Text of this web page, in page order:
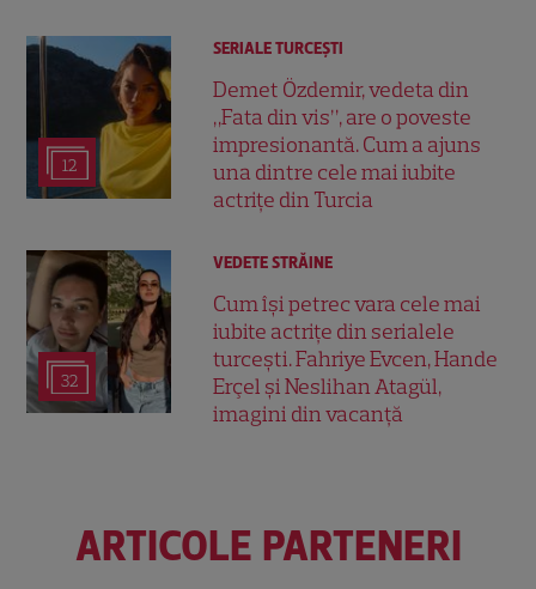
12
SERIALE TURCEŞTI
Demet Özdemir, vedeta din
„Fata din vis”, are o poveste
impresionantă. Cum a ajuns
una dintre cele mai iubite
actrițe din Turcia
32
VEDETE STRĂINE
Cum își petrec vara cele mai
iubite actrițe din serialele
turcești. Fahriye Evcen, Hande
Erçel și Neslihan Atagül,
imagini din vacanță
ARTICOLE PARTENERI